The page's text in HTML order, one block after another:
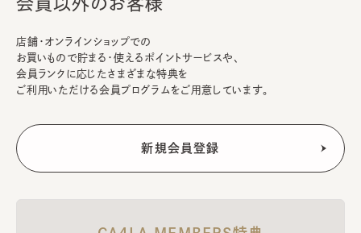
店舗・オンラインショップでの
お買いもので貯まる・使えるポイントサービスや、
会員ランクに応じたさまざまな特典を
ご利用いただける会員プログラムをご用意しています。